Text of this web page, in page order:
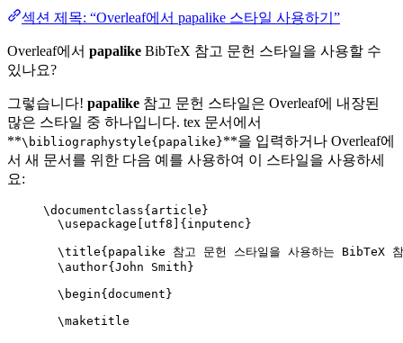
섹션 제목: “Overleaf에서 papalike 스타일 사용하기”
Overleaf에서 papalike BibTeX 참고 문헌 스타일을 사용할 수
있나요?
그렇습니다! papalike 참고 문헌 스타일은 Overleaf에 내장된
많은 스타일 중 하나입니다. tex 문서에서
**\bibliographystyle{papalike}**을 입력하거나 Overleaf에
서 새 문서를 위한 다음 예를 사용하여 이 스타일을 사용하세
요:
\documentclass{ article }
\usepackage
utf8 ]{ inputenc }
\title{papalike 참고 문헌 스타일을 사용하는 BibTeX
\author{John Smith}
\begin{ document }
\maketitle